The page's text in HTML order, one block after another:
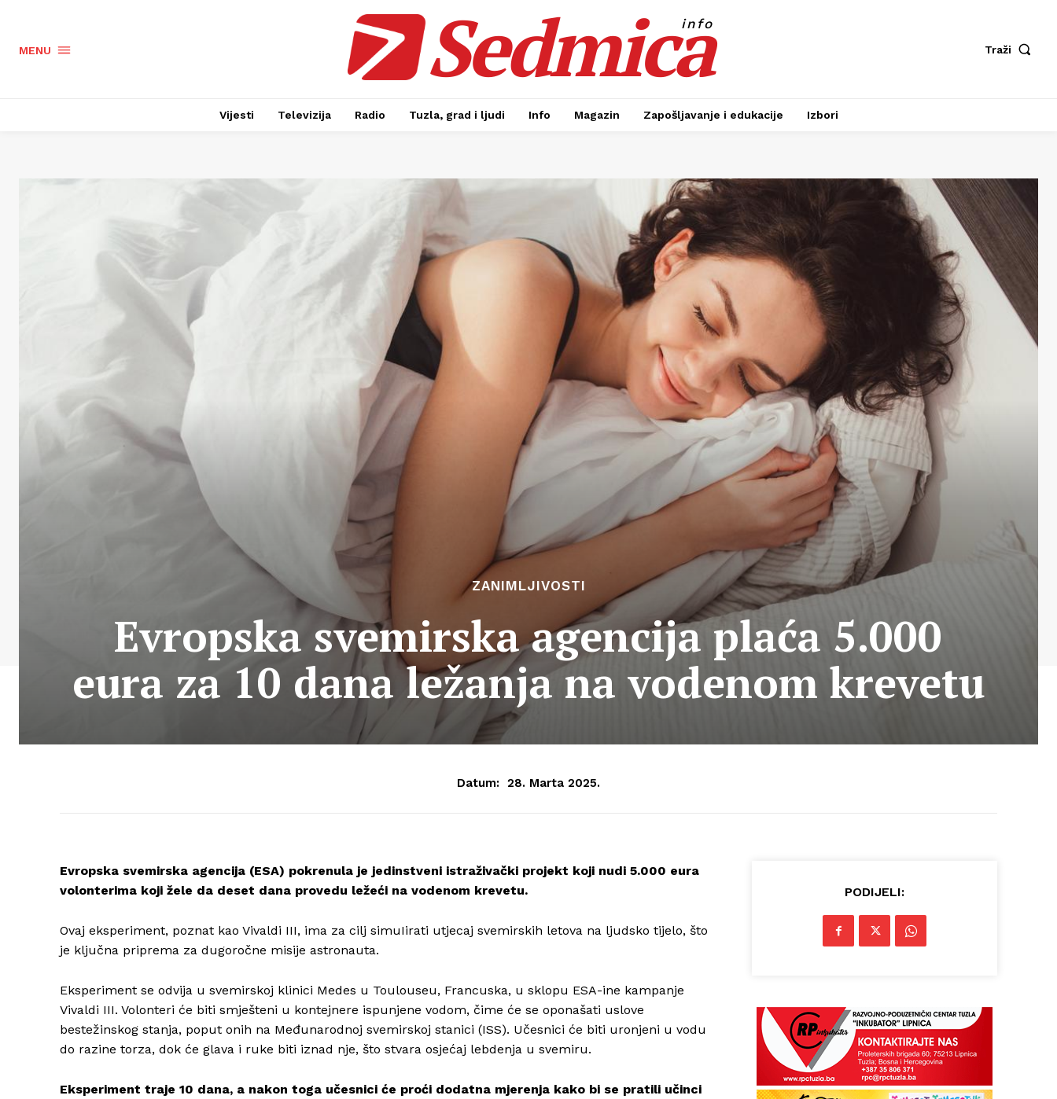
MENU Sedmica
info
Traži
Vijesti Televizija Radio Tuzla, grad i ljudi Info Magazin Zapošljavanje i edukacije Izbori
ZANIMLJIVOSTI
Evropska svemirska agencija plaća 5.000
eura za 10 dana ležanja na vodenom krevetu
Datum: 28. Marta 2025.
Evropska svemirska agencija (ESA) pokrenula je jedinstveni istraživački projekt koji nudi 5.000 eura
volonterima koji žele da deset dana provedu ležeći na vodenom krevetu.
Ovaj eksperiment, poznat kao Vivaldi III, ima za cilj simuIirati utjecaj svemirskih letova na ljudsko tijelo, što
je ključna priprema za dugoročne misije astronauta.
Eksperiment se odvija u svemirskoj klinici Medes u Toulouseu, Francuska, u sklopu ESA-ine kampanje
Vivaldi III. Volonteri će biti smješteni u kontejnere ispunjene vodom, čime će se oponašati uslove
bestežinskog stanja, poput onih na Međunarodnoj svemirskoj stanici (ISS). Učesnici će biti uronjeni u vodu
do razine torza, dok će glava i ruke biti iznad nje, što stvara osjećaj lebdenja u svemiru.
Eksperiment traje 10 dana, a nakon toga učesnici će proći dodatna mjerenja kako bi se pratili učinci
PODIJELI: